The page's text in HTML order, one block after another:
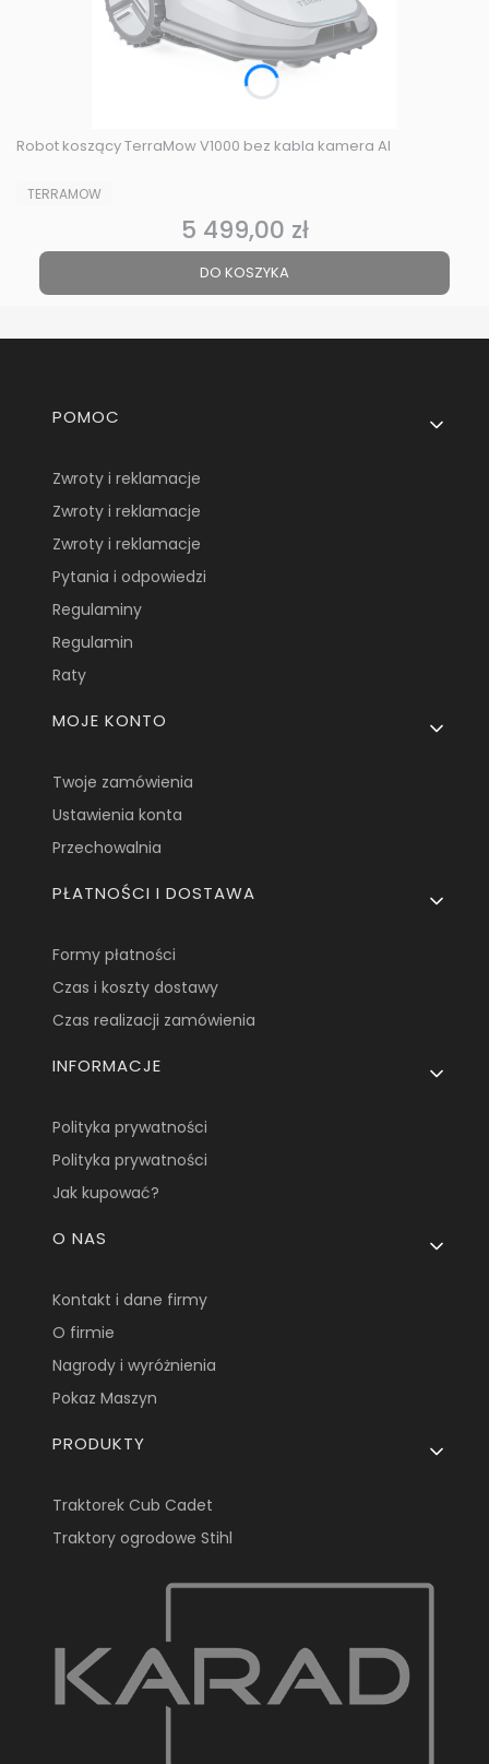
Robot koszący TerraMow V1000 bez kabla kamera AI
PRODUCENT
TERRAMOW
Cena
5 499,00 zł
DO KOSZYKA
Linki w stopce
POMOC
Zwroty i reklamacje
Zwroty i reklamacje
Zwroty i reklamacje
Pytania i odpowiedzi
Regulaminy
Regulamin
Raty
MOJE KONTO
Twoje zamówienia
Ustawienia konta
Przechowalnia
PŁATNOŚCI I DOSTAWA
Formy płatności
Czas i koszty dostawy
Czas realizacji zamówienia
INFORMACJE
Polityka prywatności
Polityka prywatności
Jak kupować?
O NAS
Kontakt i dane firmy
O firmie
Nagrody i wyróżnienia
Pokaz Maszyn
PRODUKTY
Traktorek Cub Cadet
Traktory ogrodowe Stihl